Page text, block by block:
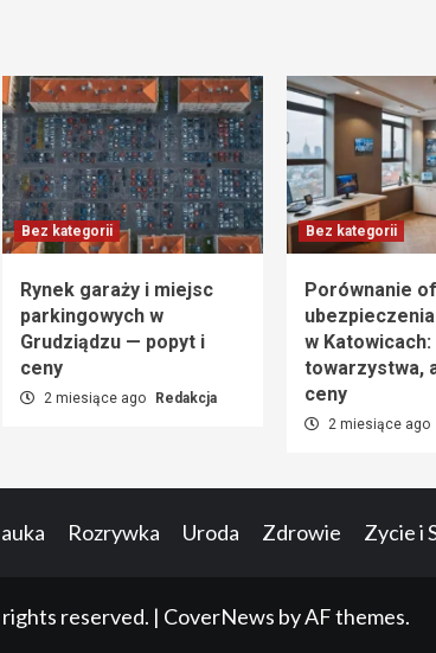
Bez kategorii
Rynek garaży i miejsc
parkingowych w
Grudziądzu — popyt i
ceny
2 miesiące ago Redakcja
Bez kategorii
Porównanie
w Katowicach:
towarzystwa,
ceny
2 miesiące ago
Rozrywka Uroda Zdrowie Zycie i
reserved. | CoverNews by AF themes.